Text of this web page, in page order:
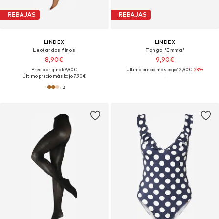
REBAJAS
LINDEX
Leotardos finos
8,90€
Precio original: 9,90€
Último precio más bajo:7,90€
+2
REBAJAS
LINDEX
Tanga 'Emma'
9,90€
Último precio más bajo:12,90€-23%